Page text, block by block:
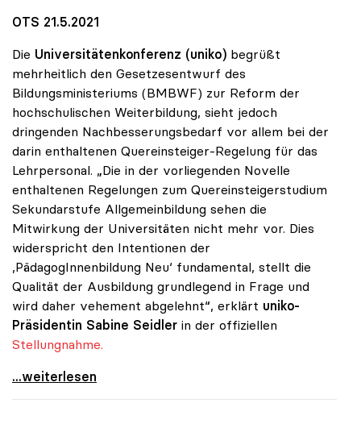
OTS 21.5.2021
Die Universitätenkonferenz (uniko) begrüßt
mehrheitlich den Gesetzesentwurf des
Bildungsministeriums (BMBWF) zur Reform der
hochschulischen Weiterbildung, sieht jedoch
dringenden Nachbesserungsbedarf vor allem bei der
darin enthaltenen Quereinsteiger-Regelung für das
Lehrpersonal. „Die in der vorliegenden Novelle
enthaltenen Regelungen zum Quereinsteigerstudium
Sekundarstufe Allgemeinbildung sehen die
Mitwirkung der Universitäten nicht mehr vor. Dies
widerspricht den Intentionen der
,PädagogInnenbildung Neu‘ fundamental, stellt die
Qualität der Ausbildung grundlegend in Frage und
wird daher vehement abgelehnt“, erklärt uniko-
Präsidentin Sabine Seidler in der offiziellen
Stellungnahme.
Quereinsteiger-Studium: uniko fordert Einbindung
...weiterlesen